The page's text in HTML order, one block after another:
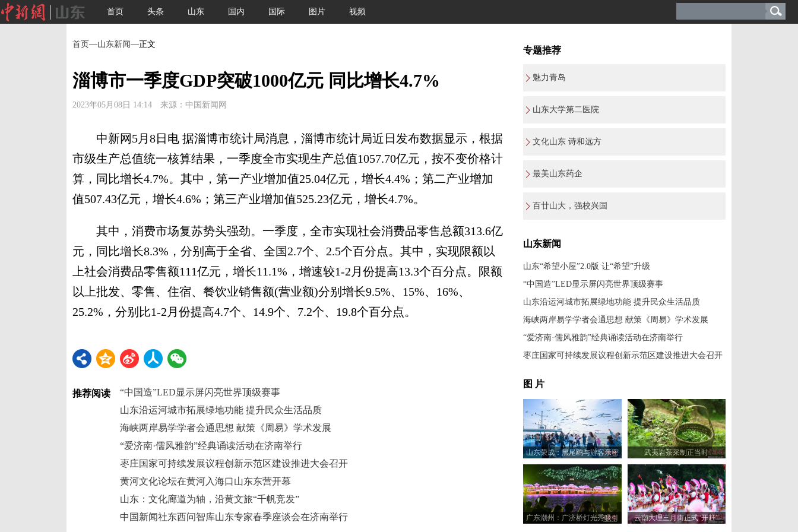
首页 头条 山东 国内 国际 图片 视频
首页—山东新闻—正文
淄博市一季度GDP突破1000亿元 同比增长4.7%
2023年05月08日 14:14 来源：中国新闻网
中新网5月8日电 据淄博市统计局消息，淄博市统计局近日发布数据显示，根据
市级生产总值统一核算结果，一季度全市实现生产总值1057.70亿元，按不变价格计
算，同比增长4.7%。其中，第一产业增加值25.04亿元，增长4.4%；第二产业增加
值507.43亿元，增长4.6%；第三产业增加值525.23亿元，增长4.7%。
其中，消费市场复苏势头强劲。一季度，全市实现社会消费品零售总额313.6亿
元，同比增长8.3%，分别高于全省、全国2.7个、2.5个百分点。其中，实现限额以
上社会消费品零售额111亿元，增长11.1%，增速较1-2月份提高13.3个百分点。限额
以上批发、零售、住宿、餐饮业销售额(营业额)分别增长9.5%、15%、16%、
25.2%，分别比1-2月份提高4.7个、14.9个、7.2个、19.8个百分点。
推荐阅读
“中国造”LED显示屏闪亮世界顶级赛事
山东沿运河城市拓展绿地功能 提升民众生活品质
海峡两岸易学学者会通思想 献策《周易》学术发展
“爱济南·儒风雅韵”经典诵读活动在济南举行
枣庄国家可持续发展议程创新示范区建设推进大会召开
黄河文化论坛在黄河入海口山东东营开幕
山东：文化廊道为轴，沿黄文旅“千帆竞发”
中国新闻社东西问智库山东专家春季座谈会在济南举行
专题推荐
魅力青岛
山东大学第二医院
文化山东 诗和远方
最美山东药企
百廿山大，强校兴国
山东新闻
山东“希望小屋”2.0版 让“希望”升级
“中国造”LED显示屏闪亮世界顶级赛事
山东沿运河城市拓展绿地功能 提升民众生活品质
海峡两岸易学学者会通思想 献策《周易》学术发展
“爱济南·儒风雅韵”经典诵读活动在济南举行
枣庄国家可持续发展议程创新示范区建设推进大会召开
图 片
山东荣成：黑尾鸥与游客亲密
互动
武夷岩茶采制正当时
广东潮州：广济桥灯光秀吸引
云南大理三月街正式“开赶”